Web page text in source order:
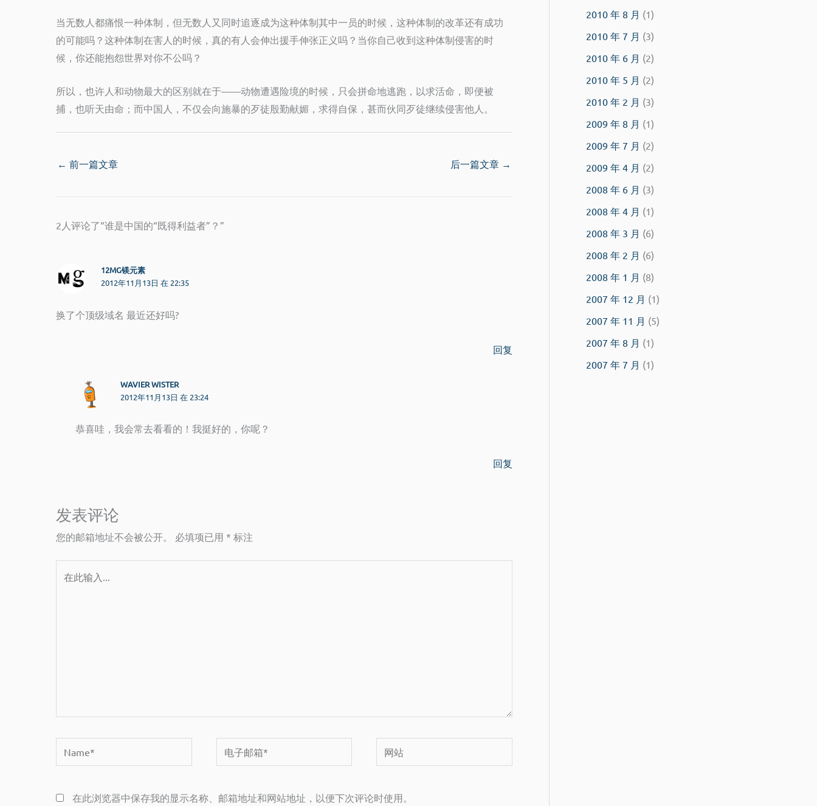
当无数人都痛恨一种体制，但无数人又同时追逐成为这种体制其中一员的时候，这种体制的改革还有成功
的可能吗？这种体制在害人的时候，真的有人会伸出援手伸张正义吗？当你自己收到这种体制侵害的时
候，你还能抱怨世界对你不公吗？
所以，也许人和动物最大的区别就在于——动物遭遇险境的时候，只会拼命地逃跑，以求活命，即便被
捕，也听天由命；而中国人，不仅会向施暴的歹徒殷勤献媚，求得自保，甚而伙同歹徒继续侵害他人。
← 前一篇文章 后一篇文章 →
2人评论了“谁是中国的“既得利益者”？”
12MG镁元素
2012年11月13日 在 22:35
换了个顶级域名 最近还好吗?
回复
WAVIER WISTER
2012年11月13日 在 23:24
恭喜哇，我会常去看看的！我挺好的，你呢？
回复
发表评论
您的邮箱地址不会被公开。 必填项已用 * 标注
子
箱
网
站
在此浏览器中保存我的显示名称、邮箱地址和网站地址，以便下次评论时使用。
2010 年 8 月 (1)
2010 年 7 月 (3)
2010 年 6 月 (2)
2010 年 5 月 (2)
2010 年 2 月 (3)
2009 年 8 月 (1)
2009 年 7 月 (2)
2009 年 4 月 (2)
2008 年 6 月 (3)
2008 年 4 月 (1)
2008 年 3 月 (6)
2008 年 2 月 (6)
2008 年 1 月 (8)
2007 年 12 月 (1)
2007 年 11 月 (5)
2007 年 8 月 (1)
2007 年 7 月 (1)